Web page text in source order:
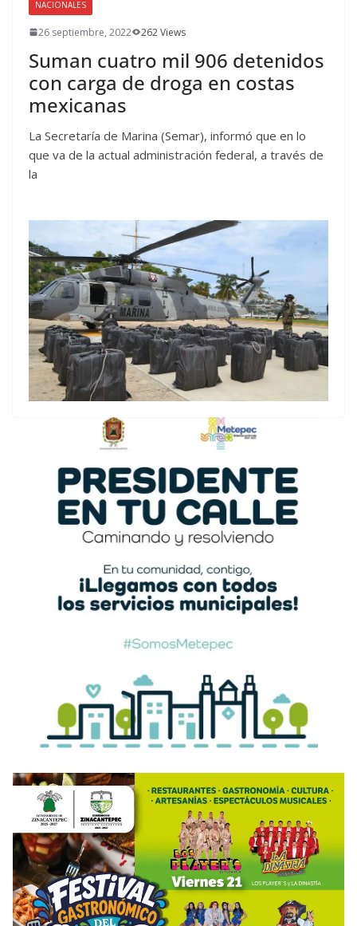
NACIONALES
26 septiembre, 2022 262 Views
Suman cuatro mil 906 detenidos
con carga de droga en costas
mexicanas
La Secretaría de Marina (Semar), informó que en lo
que va de la actual administración federal, a través de
la